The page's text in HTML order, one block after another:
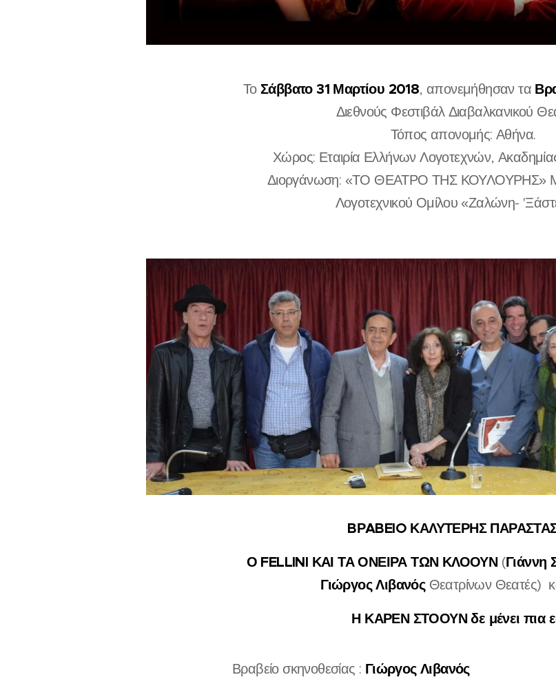
ΤοΣάββατο 31 Μαρτίου 2018, απονεμήθησαν τα
Διεθνούς Φεστιβάλ Διαβαλκανικού
Τόπος απονομής: Αθήνα.
Χώρος: Εταιρία Ελλήνων Λογοτεχνών,
Διοργάνωση: «ΤΟ ΘΕΑΤΡΟ ΤΗΣ ΚΟΥΛΟΥΡΗΣ» Με
Λογοτεχνικού Ομίλου «Ζαλώνη-
BΡABEIO ΚΑΛΥΤΕΡΗΣ
Ο FELLINI ΚΑΙ ΤΑ ΟΝΕΙΡΑ ΤΩΝ ΚΛΟΟΥΝ(Γιάννη
Γιώργος ΛιβανόςΘεατρίνων Θεατές)
ΗΚΑΡΕΝ ΣΤΟΟΥΝ δε μένει πια
Βραβείο σκηνοθεσίας : Γιώργος Λιβανός